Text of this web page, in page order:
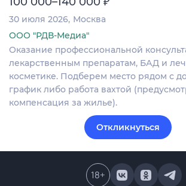
30 июля 2026 Москва
ООО "РДВ-Медиа"
Оказание профессиональной
лекарственным препаратам, БАД и
косметике. Подберем место рядом с
график либо работа вахтой
компенсация за жилье).
Откликнуться
18+